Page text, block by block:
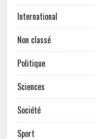
International
Non classé
Politique
Sciences
Société
Sport